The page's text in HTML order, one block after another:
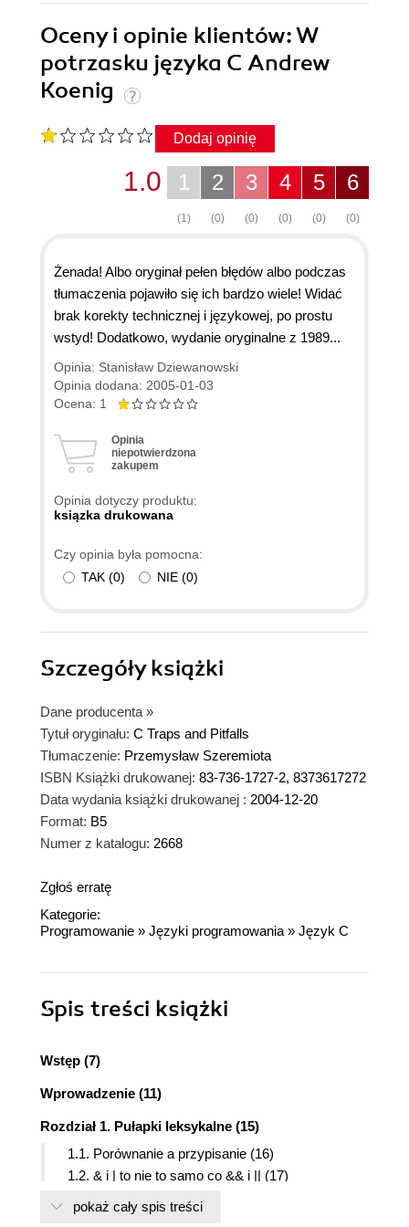
Oceny i opinie klientów: W
potrzasku języka C Andrew
Koenig
Dodaj opinię
6
(0)
5
(0)
4
(0)
3
(0)
2
(0)
1
(1)
1.0
Żenada! Albo oryginał pełen błędów albo podczas
tłumaczenia pojawiło się ich bardzo wiele! Widać
brak korekty technicznej i językowej, po prostu
wstyd! Dodatkowo, wydanie oryginalne z 1989...
Opinia: Stanisław Dziewanowski
Opinia dodana: 2005-01-03
Ocena: 1
Opinia
niepotwierdzona
zakupem
Opinia dotyczy produktu:
ksiązka drukowana
Czy opinia była pomocna:
TAK (0) NIE (0)
Szczegółyksiążki
Dane producenta »
Tytuł oryginału: C Traps and Pitfalls
Tłumaczenie: Przemysław Szeremiota
ISBN Książki drukowanej: 83-736-1727-2, 8373617272
Data wydania książki drukowanej : 2004-12-20
Format: B5
Numer z katalogu: 2668
Zgłoś erratę
Kategorie:
Programowanie » Języki programowania» Język C
Spis treści książki
Wstęp (7)
Wprowadzenie (11)
Rozdział 1. Pułapki leksykalne (15)
1.1. Porównanie a przypisanie (16)
1.2. & i | to nie to samo co && i || (17)
1.3. Zachłanność analizatora leksykalnego (18)
pokaż cały spis treści